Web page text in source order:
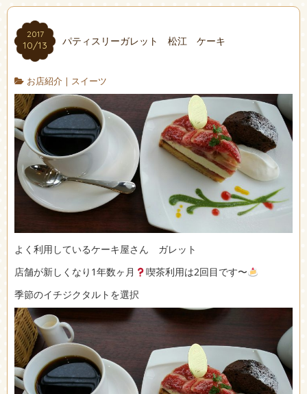
2017
10/13 パティスリーガレット 松江 ケーキ
お店紹介| スイーツ
よく利用しているケーキ屋さん ガレット
店舗が新しくなり1年数ヶ月
喫茶利用は2回目です〜
季節のイチジクタルトを選択